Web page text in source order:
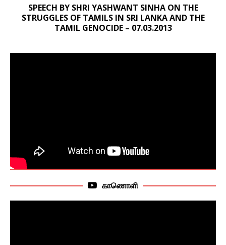
SPEECH BY SHRI YASHWANT SINHA ON THE
STRUGGLES OF TAMILS IN SRI LANKA AND THE
TAMIL GENOCIDE – 07.03.2013
காணொளி